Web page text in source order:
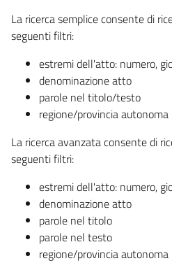
La ricerca semplice consente di
seguenti filtri:
estremi dell'atto: numero,
denominazione atto
parole nel titolo/testo
regione/provincia autonoma
La ricerca avanzata consente di
seguenti filtri:
estremi dell'atto: numero,
denominazione atto
parole nel titolo
parole nel testo
regione/provincia autonoma